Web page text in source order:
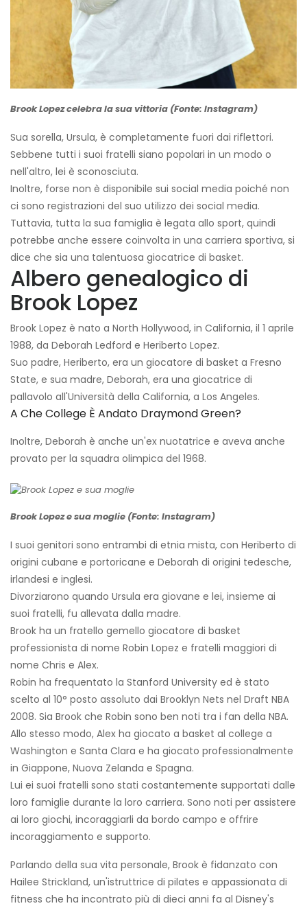
Brook Lopez celebra la sua vittoria (Fonte: Instagram)
Sua sorella, Ursula, è completamente fuori dai riflettori.
Sebbene tutti i suoi fratelli siano popolari in un modo o
nell'altro, lei è sconosciuta.
Inoltre, forse non è disponibile sui social media poiché non
ci sono registrazioni del suo utilizzo dei social media.
Tuttavia, tutta la sua famiglia è legata allo sport, quindi
potrebbe anche essere coinvolta in una carriera sportiva, si
dice che sia una talentuosa giocatrice di basket.
Albero genealogico di
Brook Lopez
Brook Lopez è nato a North Hollywood, in California, il 1 aprile
1988, da Deborah Ledford e Heriberto Lopez.
Suo padre, Heriberto, era un giocatore di basket a Fresno
State, e sua madre, Deborah, era una giocatrice di
pallavolo all'Università della California, a Los Angeles.
A Che College È Andato Draymond Green?
Inoltre, Deborah è anche un'ex nuotatrice e aveva anche
provato per la squadra olimpica del 1968.
Brook Lopez e sua moglie (Fonte: Instagram)
I suoi genitori sono entrambi di etnia mista, con Heriberto di
origini cubane e portoricane e Deborah di origini tedesche,
irlandesi e inglesi.
Divorziarono quando Ursula era giovane e lei, insieme ai
suoi fratelli, fu allevata dalla madre.
Brook ha un fratello gemello giocatore di basket
professionista di nome Robin Lopez e fratelli maggiori di
nome Chris e Alex.
Robin ha frequentato la Stanford University ed è stato
scelto al 10° posto assoluto dai Brooklyn Nets nel Draft NBA
2008. Sia Brook che Robin sono ben noti tra i fan della NBA.
Allo stesso modo, Alex ha giocato a basket al college a
Washington e Santa Clara e ha giocato professionalmente
in Giappone, Nuova Zelanda e Spagna.
Lui ei suoi fratelli sono stati costantemente supportati dalle
loro famiglie durante la loro carriera. Sono noti per assistere
ai loro giochi, incoraggiarli da bordo campo e offrire
incoraggiamento e supporto.
Parlando della sua vita personale, Brook è fidanzato con
Hailee Strickland, un'istruttrice di pilates e appassionata di
fitness che ha incontrato più di dieci anni fa al Disney's